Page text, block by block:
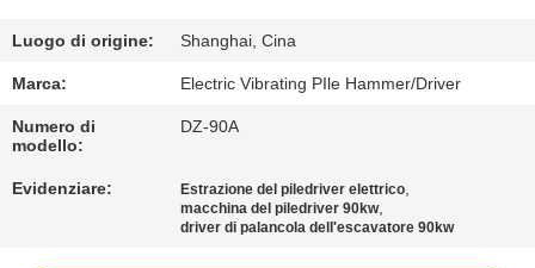
CONTROLLO
DI
Luogo di origine: Shanghai, Cina
Marca: Electric Vibrating PIle Hammer/Driver
Numero di
modello:
DZ-90A
Evidenziare: Estrazione del piledriver elettrico,
macchina del piledriver 90kw,
driver di palancola dell'escavatore 90kw